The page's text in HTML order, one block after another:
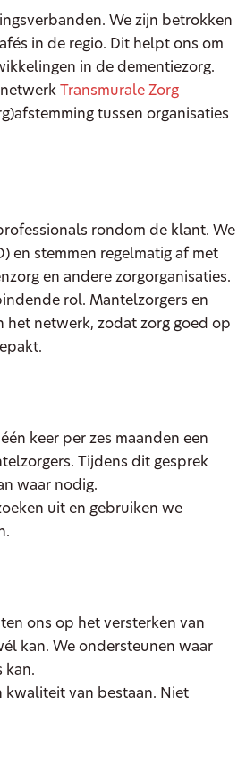
We zijn betrokken
in de regio. Dit helpt ons om
in de dementiezorg.
Transmurale Zorg
tussen organisaties
rondom de klant. We
en stemmen regelmatig af met
en andere zorgorganisaties.
rol. Mantelzorgers en
het netwerk, zodat zorg goed op
keer per zes maanden een
Tijdens dit gesprek
waar nodig.
uit en gebruiken we
ons op het versterken van
kan. We ondersteunen waar
kan.
kwaliteit van bestaan. Niet